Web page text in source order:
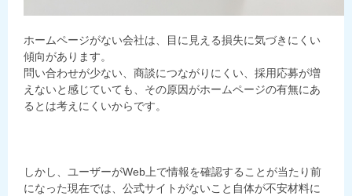
ホームページがない会社は、目に見える損失に気づきにくい
傾向があります。
問い合わせが少ない、商談につながりにくい、採用応募が増
えないと感じていても、その原因がホームページの有無にあ
るとは考えにくいからです。
しかし、ユーザーがWeb上で情報を確認することが当たり前
になった現在では、公式サイトがないこと自体が不安材料に